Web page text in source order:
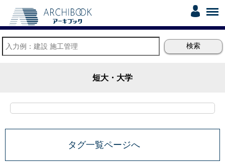
短大・大学
タグ一覧ページへ